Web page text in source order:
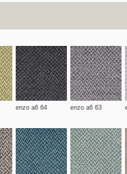
enzo a6 64 enzo a6 63